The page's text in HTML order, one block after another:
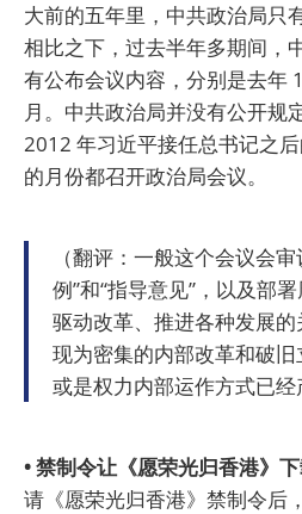
大前的五年里，中共政治局只
相比之下，过去半年多期间，
有公布会议内容，分别是去年
月。中共政治局并没有公开规
2012 年习近平接任总书记之
的月份都召开政治局会议。
（翻评：一般这个会议会
例”和“指导意见”，以及部
驱动改革、推进各种发展
现为密集的内部改革和破旧
或是权力内部运作方式已经
• 禁制令让《愿荣光归香港》下
请《愿荣光归香港》禁制令后